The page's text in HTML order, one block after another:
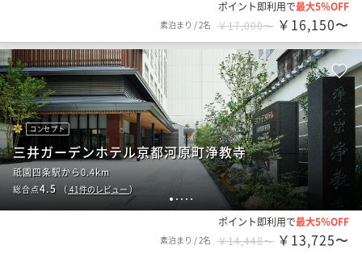
ポイント即利用で最大5％OFF
素泊まり /2名 ￥17,000〜 ￥16,150〜
1 23 4 5
コンセプト
三井ガーデンホテル京都河原町浄教寺
祇園四条駅から0.4km
総合点4.5 （ 41件のレビュー）
ポイント即利用で最大5％OFF
素泊まり /2名 ￥14,448〜 ￥13,725〜